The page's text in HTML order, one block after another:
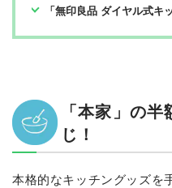
「無印良品 ダイヤル式キ
「本家」の
じ！
本格的なキッチングッズを